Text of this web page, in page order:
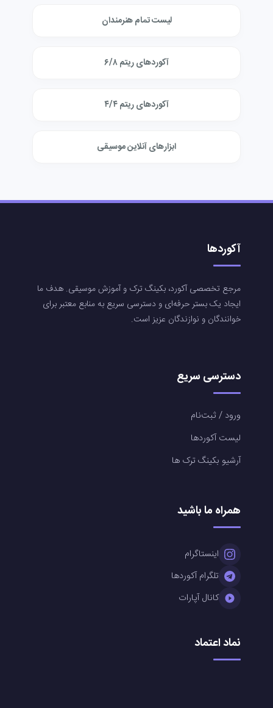
لیست تمام هنرمندان
آکوردهای ریتم ۶/۸
آکوردهای ریتم ۴/۴
ابزارهای آنلاین موسیقی
آکوردها
مرجع تخصصی آکورد، بکینگ ترک و آموزش موسیقی. هدف ما
ایجاد یک بستر حرفه‌ای و دسترسی سریع به منابع معتبر برای
خوانندگان و نوازندگان عزیز است.
دسترسی سریع
ورود / ثبت‌نام
لیست آکوردها
آرشیو بکینگ ترک ها
همراه ما باشید
اینستاگرام
تلگرام آکوردها
کانال آپارات
نماد اعتماد